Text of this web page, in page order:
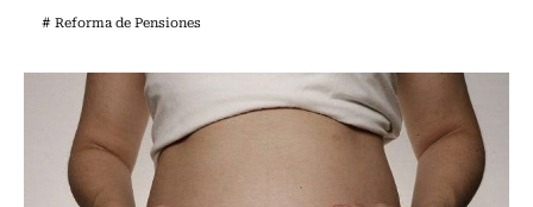
# Reforma de Pensiones